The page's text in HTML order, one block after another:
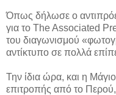
Όπως δήλωσε ο
για το The Associated
του διαγωνισμού
αντίκτυπο σε πολλά
Την ίδια ώρα, και η
επιτροπής από το